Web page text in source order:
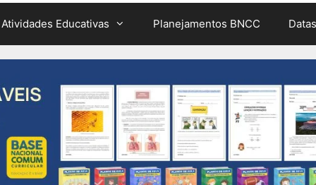
Atividades Educativas Planejamentos BNCC